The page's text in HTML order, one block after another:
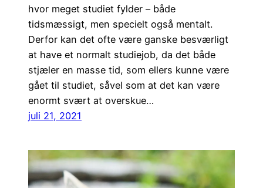
hvor meget studiet fylder – både
tidsmæssigt, men specielt også mentalt.
Derfor kan det ofte være ganske besværligt
at have et normalt studiejob, da det både
stjæler en masse tid, som ellers kunne være
gået til studiet, såvel som at det kan være
enormt svært at overskue…
juli 21, 2021